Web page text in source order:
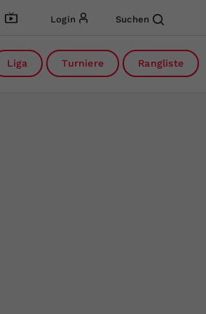
Login Suchen
Liga Turniere Rangliste